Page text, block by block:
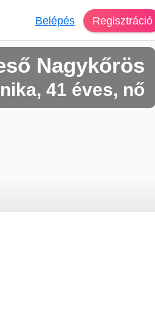
Belépés Regisztráció
Nagykőrös
41 éves, nő